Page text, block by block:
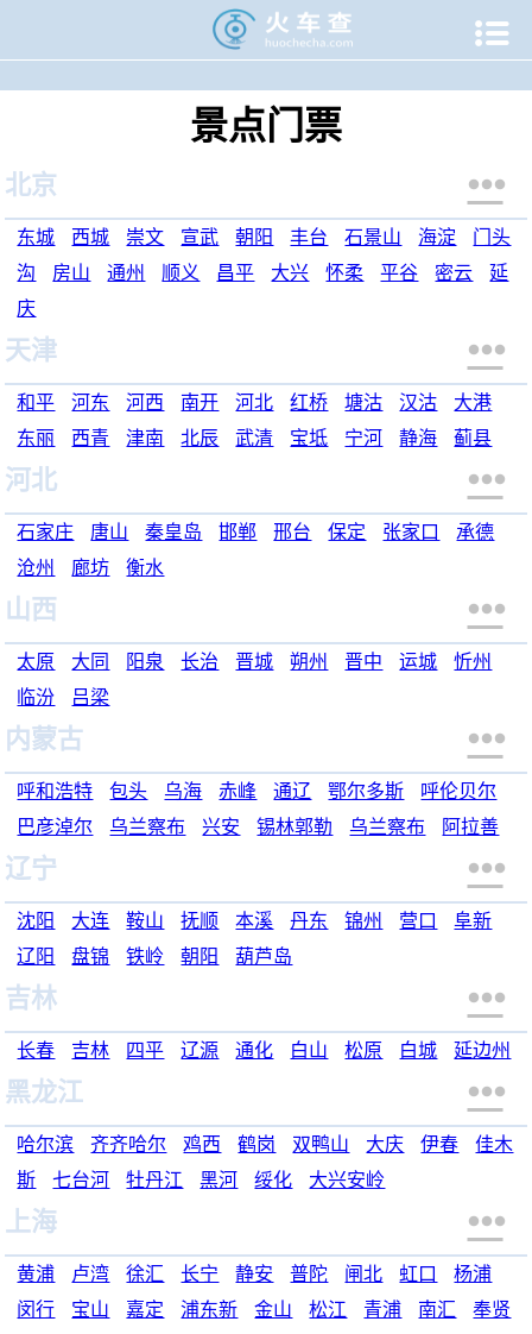

景点门票
北京 
东城 西城 崇文 宣武 朝阳 丰台 石景山 海淀
门头
沟
房山 通州 顺义 昌平 大兴 怀柔 平谷 密云
延
庆
天津 
和平 河东 河西 南开 河北 红桥 塘沽 汉沽
大港
东丽
西青 津南 北辰 武清 宝坻 宁河 静海 蓟县
河北 
石家庄 唐山 秦皇岛 邯郸 邢台 保定 张家口
承德
沧州
廊坊 衡水
山西 
太原 大同 阳泉 长治 晋城 朔州 晋中 运城
忻州
临汾
吕梁
内蒙古 
呼和浩特 包头 乌海 赤峰 通辽 鄂尔多斯
呼伦贝尔
巴彦淖尔
乌兰察布 兴安 锡林郭勒 乌兰察布 阿拉善
辽宁 
沈阳 大连 鞍山 抚顺 本溪 丹东 锦州 营口
阜新
辽阳
盘锦 铁岭 朝阳 葫芦岛
吉林 
长春 吉林 四平 辽源 通化 白山 松原 白城 延边州
黑龙江 
哈尔滨 齐齐哈尔 鸡西 鹤岗 双鸭山 大庆 伊春
佳木
斯
七台河 牡丹江 黑河 绥化 大兴安岭
上海 
黄浦 卢湾 徐汇 长宁 静安 普陀 闸北 虹口
杨浦
闵行
宝山 嘉定 浦东新 金山 松江 青浦 南汇
奉贤